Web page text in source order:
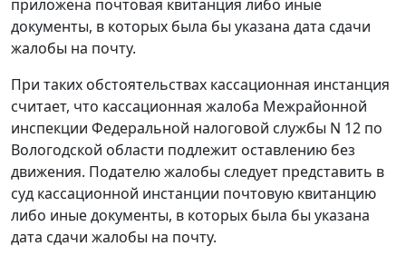
приложена почтовая квитанция либо иные
документы, в которых была бы указана дата сдачи
жалобы на почту.
При таких обстоятельствах кассационная инстанция
считает, что кассационная жалоба Межрайонной
инспекции Федеральной налоговой службы N 12 по
Вологодской области подлежит оставлению без
движения. Подателю жалобы следует представить в
суд кассационной инстанции почтовую квитанцию
либо иные документы, в которых была бы указана
дата сдачи жалобы на почту.